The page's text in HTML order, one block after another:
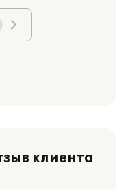
клиента